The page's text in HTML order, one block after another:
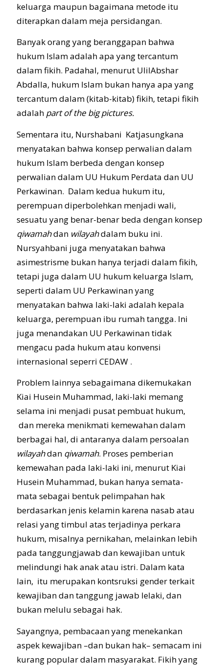
keluarga maupun bagaimana metode itu
diterapkan dalam meja persidangan.
Banyak orang yang beranggapan bahwa
hukum Islam adalah apa yang tercantum
dalam fikih. Padahal, menurut UlilAbshar
Abdalla, hukum Islam bukan hanya apa yang
tercantum dalam (kitab-kitab) fikih, tetapi fikih
adalah part of the big pictures.
Sementara itu, Nurshabani Katjasungkana
menyatakan bahwa konsep perwalian dalam
hukum Islam berbeda dengan konsep
perwalian dalam UU Hukum Perdata dan UU
Perkawinan. Dalam kedua hukum itu,
perempuan diperbolehkan menjadi wali,
sesuatu yang benar-benar beda dengan konsep
qiwamahdan wilayahdalam buku ini.
Nursyahbani juga menyatakan bahwa
asimestrisme bukan hanya terjadi dalam fikih,
tetapi juga dalam UU hukum keluarga Islam,
seperti dalam UU Perkawinan yang
menyatakan bahwa laki-laki adalah kepala
keluarga, perempuan ibu rumah tangga. Ini
juga menandakan UU Perkawinan tidak
mengacu pada hukum atau konvensi
internasional seperri CEDAW .
Problem lainnya sebagaimana dikemukakan
Kiai Husein Muhammad, laki-laki memang
selama ini menjadi pusat pembuat hukum,
dan mereka menikmati kemewahan dalam
berbagai hal, di antaranya dalam persoalan
wilayahdan qiwamah. Proses pemberian
kemewahan pada laki-laki ini, menurut Kiai
Husein Muhammad, bukan hanya semata-
mata sebagai bentuk pelimpahan hak
berdasarkan jenis kelamin karena nasab atau
relasi yang timbul atas terjadinya perkara
hukum, misalnya pernikahan, melainkan lebih
pada tanggungjawab dan kewajiban untuk
melindungi hak anak atau istri. Dalam kata
lain, itu merupakan kontsruksi gender terkait
kewajiban dan tanggung jawab lelaki, dan
bukan melulu sebagai hak.
Sayangnya, pembacaan yang menekankan
aspek kewajiban –dan bukan hak– semacam ini
kurang popular dalam masyarakat. Fikih yang